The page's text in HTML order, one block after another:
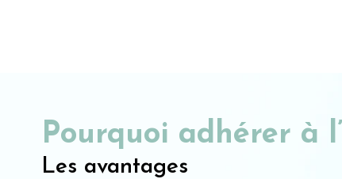
Pourquoi adhérer à l’
Les avantages